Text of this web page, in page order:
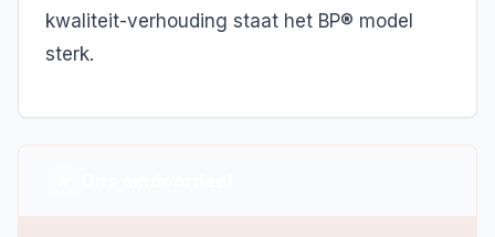
kwaliteit-verhouding staat het BP® model
sterk.